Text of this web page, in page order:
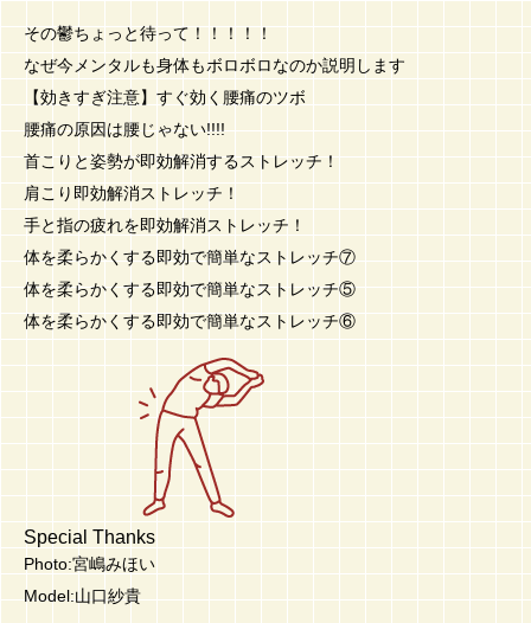
その鬱ちょっと待って！！！！！
なぜ今メンタルも身体もボロボロなのか説明します
【効きすぎ注意】すぐ効く腰痛のツボ
腰痛の原因は腰じゃない!!!!
首こりと姿勢が即効解消するストレッチ！
肩こり即効解消ストレッチ！
手と指の疲れを即効解消ストレッチ！
体を柔らかくする即効で簡単なストレッチ⑦
体を柔らかくする即効で簡単なストレッチ⑤
体を柔らかくする即効で簡単なストレッチ⑥
Special Thanks
Photo:宮嶋みほい
Model:山口紗貴